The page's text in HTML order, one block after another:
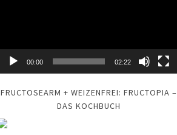
00:00 02:22
FRUCTOSEARM + WEIZENFREI: FRUCTOPIA –
DAS KOCHBUCH